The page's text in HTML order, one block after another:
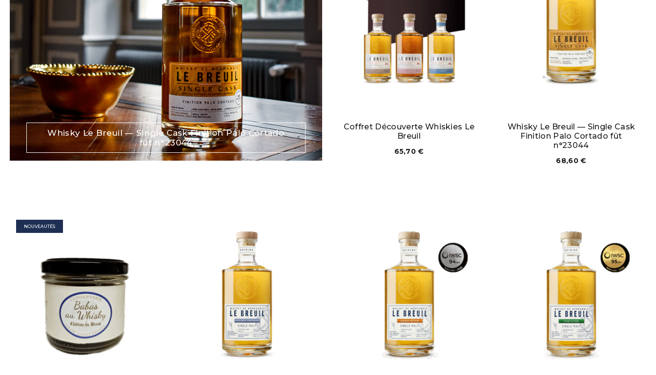
Whisky Le Breuil — Single Cask Finition Palo Cortado
fût n°23044
Coffret Découverte Whiskies Le
Breuil
65,70€
Whisky Le Breuil — Single Cask
Finition Palo Cortado fût
n°23044
68,60€
NOUVEAUTÉS